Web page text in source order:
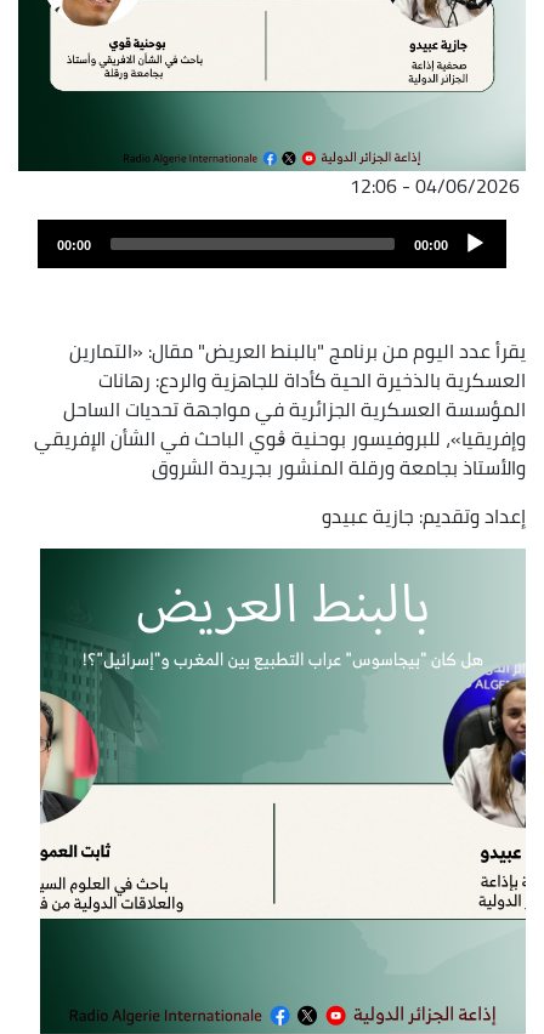
04/06/2026 - 12:06
ملف
الصوت
Audio
Player
00:00
00:00
يقرأ عدد اليوم من برنامج "بالبنط العريض" مقال: «التمارين
العسكرية بالذخيرة الحية كأداة للجاهزية والردع: رهانات
المؤسسة العسكرية الجزائرية في مواجهة تحديات الساحل
وإفريقيا»، للبروفيسور بوحنية ڨوي الباحث في الشأن الإفريقي
والأستاذ بجامعة ورقلة المنشور بجريدة الشروق
إعداد وتقديم: جازية عبيدو